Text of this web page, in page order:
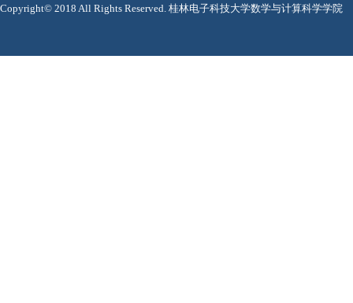
Copyright© 2018 All Rights Reserved. 桂林电子科技大学数学与计算科学学院